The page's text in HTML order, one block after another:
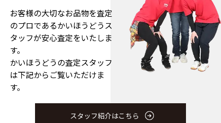
お客様の大切なお品物を査定
のプロであるかいほうどうス
タッフが安心査定をいたしま
す。
かいほうどうの査定スタッフ
は下記からご覧いただけま
す。
スタッフ紹介はこちら